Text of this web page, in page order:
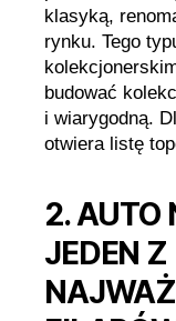
klasyką,
rynku. Tego
budować
i wiarygodną.
otwiera listę
2. AUTO
JEDEN Z